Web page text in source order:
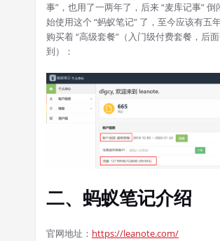
事”，也用了一两年了，后来 “麦库记事” 倒
始使用这个 “蚂蚁笔记” 了，至今应该有五
购买着 “高级套餐”（入门级付费套餐，后
到）：
二、蚂蚁笔记介绍
官网地址： https://leanote.com/